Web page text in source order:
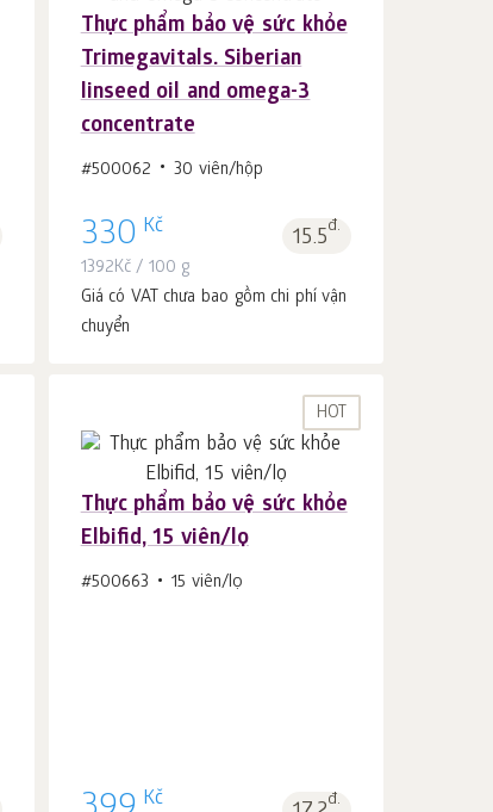
Thực phẩm bảo vệ sức khỏe
Trimegavitals. Siberian
linseed oil and omega-3
concentrate
#500062 30 viên/hộp
330 Kč 15.5đ.
1392Kč/ 100 g
Giá có VAT chưa bao gồm chi phí vận
chuyển
Cho vào giỏ hàng
1
c.
HOT
Thực phẩm bảo vệ sức khỏe
Elbifid, 15 viên/lọ
#500663 15 viên/lọ
Kč đ.
1